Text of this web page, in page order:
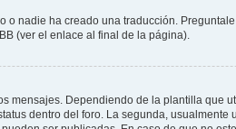
nadie ha creado una traducción.
(ver el enlace al final de la página).
Dependiendo de la plantilla
dentro del foro. La segunda,